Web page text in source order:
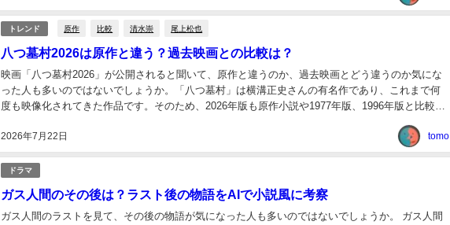
トレンド 原作 比較 清水崇 尾上松也
八つ墓村2026は原作と違う？過去映画との比較は？
2026年7月22日
映画「八つ墓村2026」が公開されると聞いて、原作と違うのか、過去映画とどう違うのか気にな
った人も多いのではないでしょうか。「八つ墓村」は横溝正史さんの有名作であり、これまで何
度も映像化されてきた作品です。そのため、2026年版も原作小説や1977年版、1996年版と比較さ
tomo
ドラマ
ガス人間のその後は？ラスト後の物語をAIで小説風に考察
ガス人間のラストを見て、その後の物語が気になった人も多いのではないでしょうか。 ガス人間